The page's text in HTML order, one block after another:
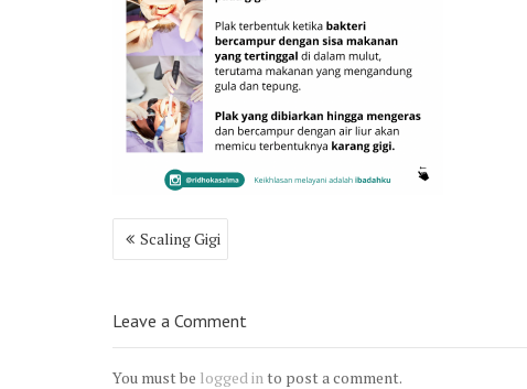
Post
navigation
Scaling Gigi
Leave a Comment
You must be logged in to post a comment.